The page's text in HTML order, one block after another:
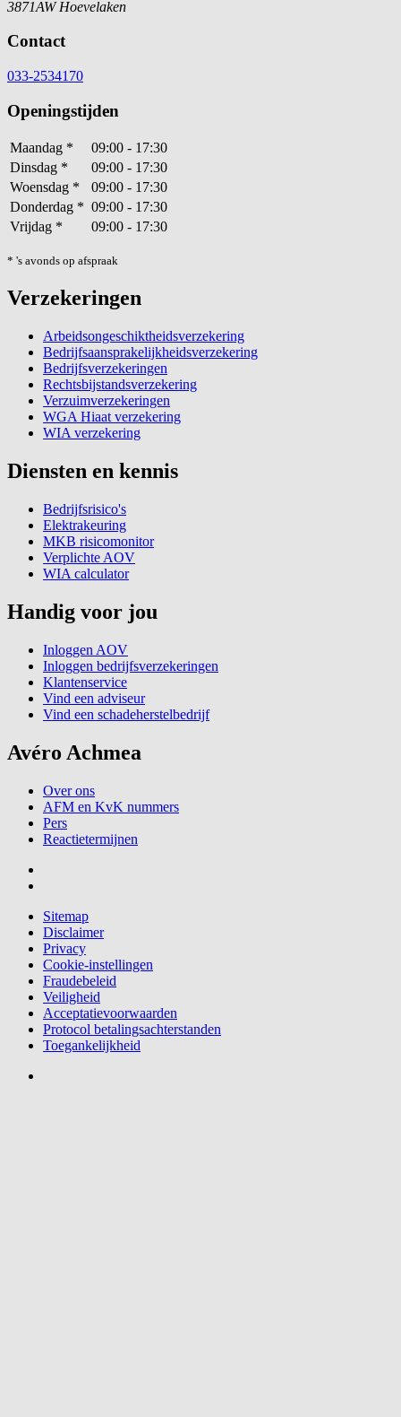
3871AW Hoevelaken
Contact
033-2534170
Openingstijden
Maandag *
09:00 - 17:30
Dinsdag *
09:00 - 17:30
Woensdag *
09:00 - 17:30
Donderdag * 09:00 - 17:30
Vrijdag * 09:00 - 17:30
* 's avonds op afspraak
Verzekeringen
Arbeidsongeschiktheidsverzekering
Bedrijfsaansprakelijkheidsverzekering
Bedrijfsverzekeringen
Rechtsbijstandsverzekering
Verzuimverzekeringen
WGA Hiaat verzekering
WIA verzekering
Diensten en kennis
Bedrijfsrisico's
Elektrakeuring
MKB risicomonitor
Verplichte AOV
WIA calculator
Handig voor jou
Inloggen AOV
Inloggen bedrijfsverzekeringen
Klantenservice
Vind een adviseur
Vind een schadeherstelbedrijf
Avéro Achmea
Over ons
AFM en KvK nummers
Pers
Reactietermijnen
Sitemap
Disclaimer
Privacy
Cookie-instellingen
Fraudebeleid
Veiligheid
Acceptatievoorwaarden
Protocol betalingsachterstanden
Toegankelijkheid